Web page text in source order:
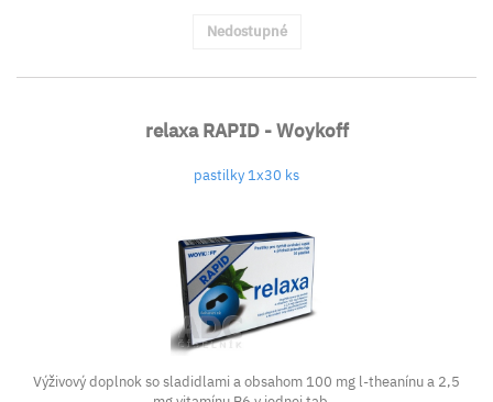
Nedostupné
relaxa RAPID - Woykoff
pastilky 1x30 ks
Výživový doplnok so sladidlami a obsahom 100 mg l-theanínu a 2,5